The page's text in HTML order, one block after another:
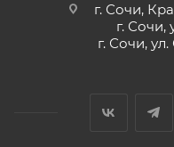
г. Сочи,
г. Сочи,
г. Сочи,